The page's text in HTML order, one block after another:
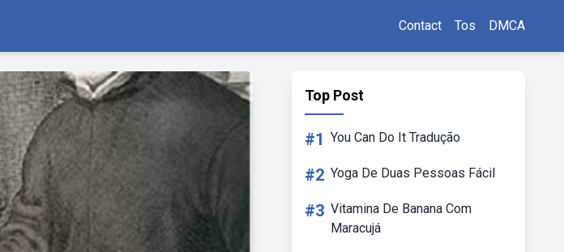
Contact Tos DMCA
Top Post
#1 You Can Do It Tradução
#2 Yoga De Duas Pessoas Fácil
#3 Vitamina De Banana Com
Maracujá